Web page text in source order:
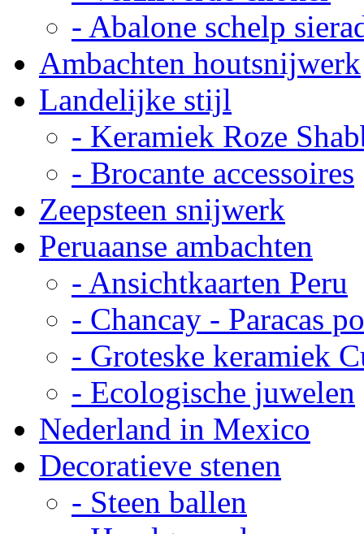
- Abalone schelp
Ambachten houtsnijwerk
Landelijke stijl
- Keramiek Roze
- Brocante accessoires
Zeepsteen snijwerk
Peruaanse ambachten
- Ansichtkaarten Peru
- Chancay - Paracas
- Groteske keramiek
- Ecologische juwelen
Nederland in Mexico
Decoratieve stenen
- Steen ballen